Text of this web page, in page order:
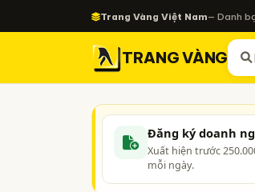
Trang Vàng Việt Nam— Danh
TRANG VÀNG
Đăng ký doanh
Xuất hiện trước
mỗi ngày.